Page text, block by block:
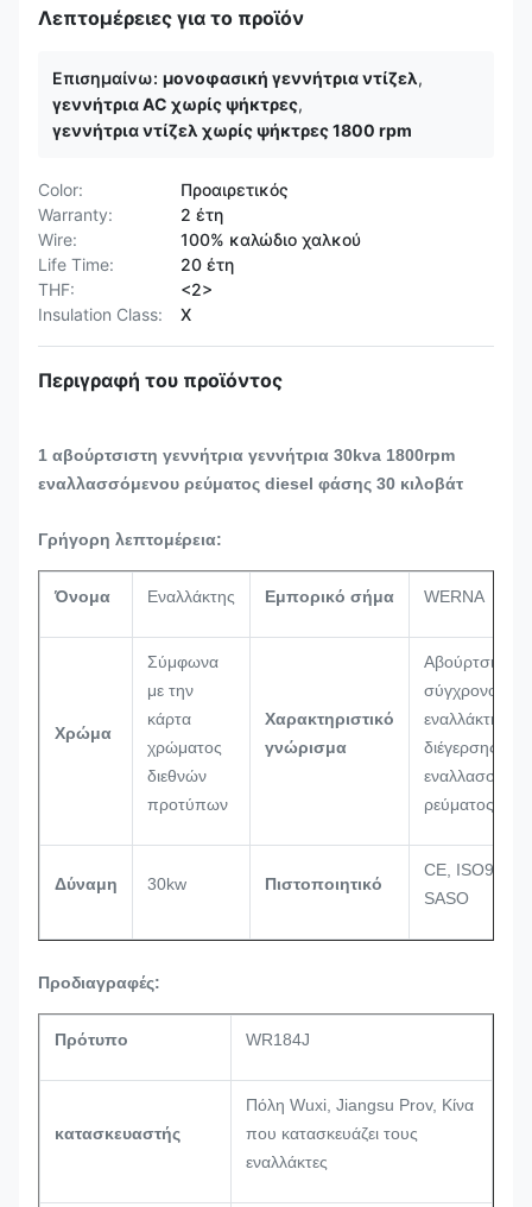
Λεπτομέρειες για το προϊόν
Επισημαίνω: μονοφασική γεννήτρια ντίζελ,
γεννήτρια AC χωρίς ψήκτρες,
γεννήτρια ντίζελ χωρίς ψήκτρες 1800 rpm
Color:
Προαιρετικός
Warranty:
2 έτη
Wire:
100% καλώδιο χαλκού
Life Time:
20 έτη
THF:
<2>
Insulation Class:
Χ
Περιγραφή του προϊόντος
1 αβούρτσιστη γεννήτρια γεννήτρια 30kva 1800rpm
εναλλασσόμενου ρεύματος diesel φάσης 30 κιλοβάτ
Γρήγορη λεπτομέρεια:
Όνομα Εναλλάκτης Εμπορικό σήμα WERNA
Χρώμα
Σύμφωνα
με την
κάρτα
χρώματος
διεθνών
προτύπων
Χαρακτηριστικό
γνώρισμα
Αβούρτσιστος
σύγχρονος
εναλλάκτης
διέγερσης
ρεύματος
Δύναμη 30kw Πιστοποιητικό
CE, ISO9001,
SASO
Προδιαγραφές:
Πρότυπο WR184J
κατασκευαστής
Πόλη Wuxi, Jiangsu Prov, Κίνα
που κατασκευάζει τους
εναλλάκτες